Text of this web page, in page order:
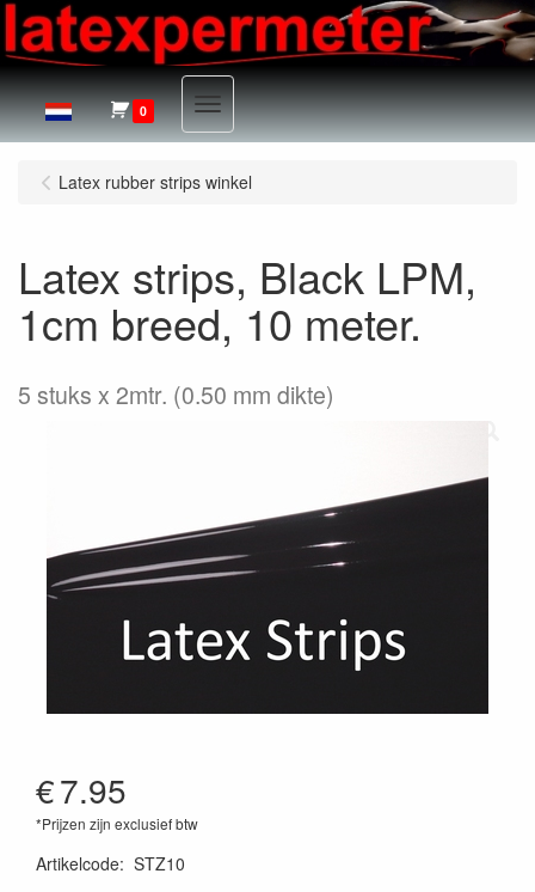
0 Menu
Latex rubber strips winkel
Latex strips, Black LPM,
1cm breed, 10 meter.
5 stuks x 2mtr. (0.50 mm dikte)
€7.95
*Prijzen zijn exclusief btw
Artikelcode: STZ10